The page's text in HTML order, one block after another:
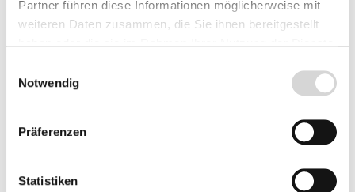
Partner führen diese Informationen möglicherweise mit
weiteren Daten zusammen, die Sie ihnen bereitgestellt
Notwendig
Präferenzen
Statistiken
Bewertungen